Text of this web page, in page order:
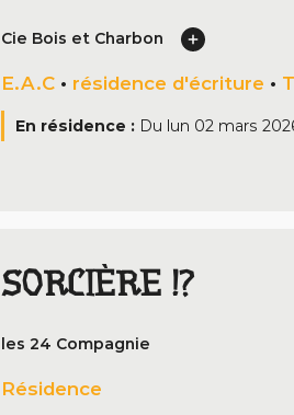
Cie Bois et Charbon
E.A.C• résidence d'écriture •
En résidence : Du lun 02 mars
SORCIÈRE !?
les 24 Compagnie
Résidence